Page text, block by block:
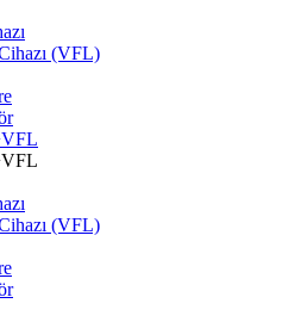
(VFL)
(VFL)